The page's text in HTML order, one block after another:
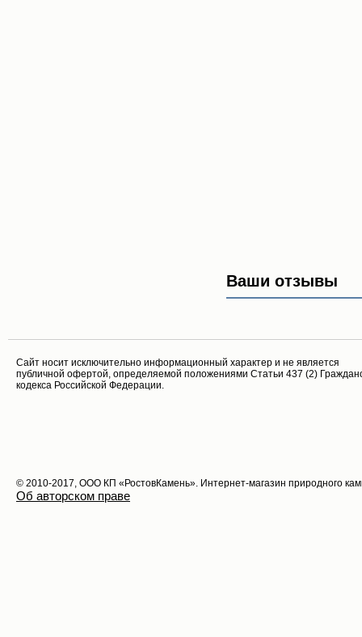
Ваши отзывы
Cайт носит исключительно информационный характер и не является
публичной офертой, определяемой положениями Статьи 437 (2)
кодекса Российской Федерации.
© 2010-2017, ООО КП «РостовКамень». Интернет-магазин природного
Об авторском праве